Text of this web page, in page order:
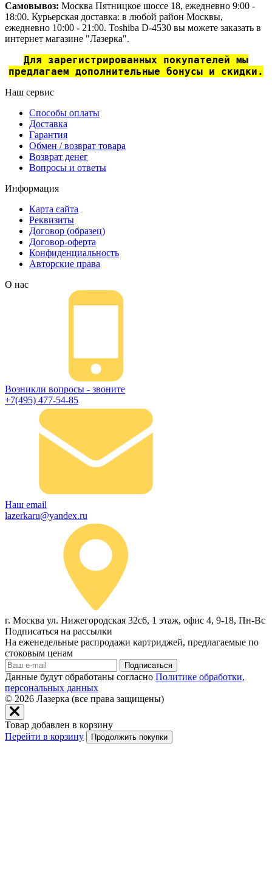
Самовывоз: Москва Пятницкое шоссе 18, ежедневно 9:00 -
18:00. Курьерская доставка: в любой район Москвы,
ежедневно 10:00 - 21:00. Toshiba D-4530 вы можете заказать в
интернет магазине "Лазерка".
Для зарегистрированных покупателей мы
предлагаем дополнительные бонусы и скидки.
Наш сервис
Способы оплаты
Доставка
Гарантия
Обмен / возврат товара
Возврат денег
Вопросы и ответы
Информация
Карта сайта
Реквизиты
Договор (образец)
Договор-оферта
Конфиденциальность
Авторские права
О нас
Возникли вопросы - звоните
+7(495) 477-54-85
Наш email
lazerkaru@yandex.ru
г. Москва ул. Нижегородская 32с6, 1 этаж, офис 4, 9-18, Пн-Вс
Подписаться на рассылки
На еженедельные распродажи картриджей, предлагаемые по
стоковым ценам
Подписаться
Данные будут обработаны согласно Политике обработки,
персональных данных
© 2026 Лазерка (все права защищены)
Товар добавлен в корзину
Перейти в корзину
Продолжить покупки